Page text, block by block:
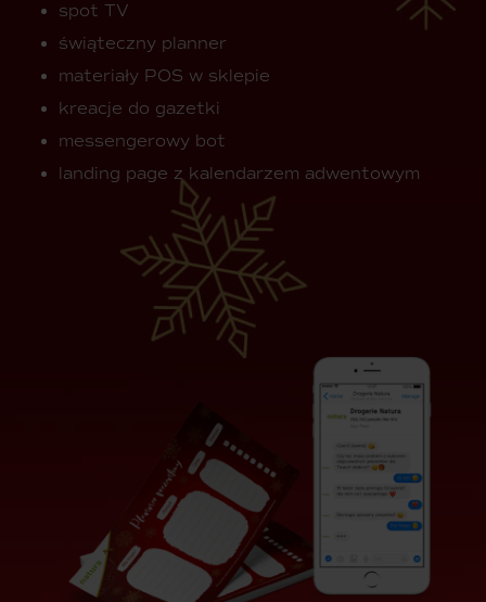
spot TV
świąteczny planner
materiały POS w sklepie
kreacje do gazetki
messengerowy bot
landing page z kalendarzem adwentowym